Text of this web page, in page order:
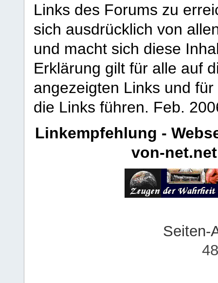
Links des Forums zu
sich ausdrücklich von
und macht sich diese
Erklärung gilt für alle auf
angezeigten Links und
die Links führen. Feb.
Linkempfehlung -
von-net.net
Seiten-